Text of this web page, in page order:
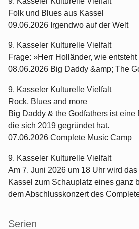
Folk und Blues aus Kassel
09.06.2026 Irgendwo auf der Welt
9. Kasseler Kulturelle Vielfalt
Frage: »Herr Holländer, wie
08.06.2026 Big Daddy &amp; The
9. Kasseler Kulturelle Vielfalt
Rock, Blues and more
Big Daddy & the Godfathers ist eine
die sich 2019 gegründet hat.
07.06.2026 Complete Music Camp
9. Kasseler Kulturelle Vielfalt
Am 7. Juni 2026 um 18 Uhr wird
Kassel zum Schauplatz eines ganz
dem Abschlusskonzert des
Serien